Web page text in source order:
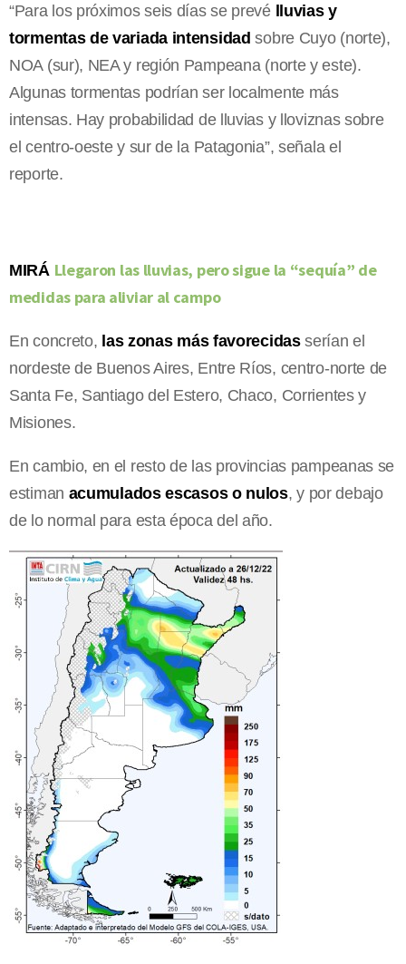
“Para los próximos seis días se prevé lluvias y
tormentas de variada intensidad sobre Cuyo (norte),
NOA (sur), NEA y región Pampeana (norte y este).
Algunas tormentas podrían ser localmente más
intensas. Hay probabilidad de lluvias y lloviznas sobre
el centro-oeste y sur de la Patagonia”, señala el
reporte.
MIRÁ Llegaron las lluvias, pero sigue la “sequía” de
medidas para aliviar al campo
En concreto, las zonas más favorecidasserían el
nordeste de Buenos Aires, Entre Ríos, centro-norte de
Santa Fe, Santiago del Estero, Chaco, Corrientes y
Misiones.
En cambio, en el resto de las provincias pampeanas se
estiman acumulados escasos o nulos, y por debajo
de lo normal para esta época del año.